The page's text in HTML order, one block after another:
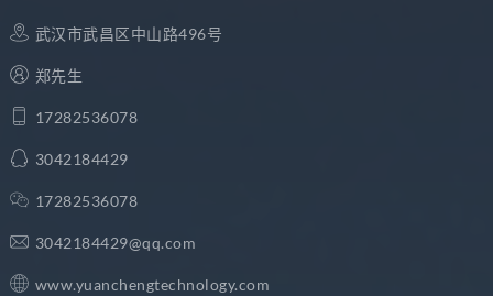
武汉市武昌区中山路496号
郑先生
17282536078
3042184429
17282536078
3042184429@qq.com
www.yuanchengtechnology.com